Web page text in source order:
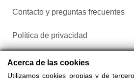
Contacto y preguntas frecuentes
Política de privacidad
Configurar cookies
Acerca de las cookies
Utilizamos cookies propias y de